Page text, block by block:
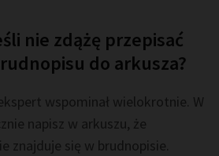
nie zdążę przepisać
do arkusza?
wspominał wielokrotnie. W
napisz w arkuszu, że
znajduje się w brudnopisie.